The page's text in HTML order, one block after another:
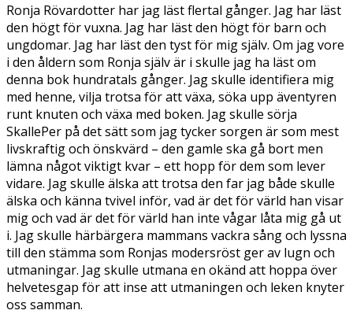
Ronja Rövardotter har jag läst flertal gånger. Jag har läst
den högt för vuxna. Jag har läst den högt för barn och
ungdomar. Jag har läst den tyst för mig själv. Om jag vore
i den åldern som Ronja själv är i skulle jag ha läst om
denna bok hundratals gånger. Jag skulle identifiera mig
med henne, vilja trotsa för att växa, söka upp äventyren
runt knuten och växa med boken. Jag skulle sörja
SkallePer på det sätt som jag tycker sorgen är som mest
livskraftig och önskvärd – den gamle ska gå bort men
lämna något viktigt kvar – ett hopp för dem som lever
vidare. Jag skulle älska att trotsa den far jag både skulle
älska och känna tvivel inför, vad är det för värld han visar
mig och vad är det för värld han inte vågar låta mig gå ut
i. Jag skulle härbärgera mammans vackra sång och lyssna
till den stämma som Ronjas modersröst ger av lugn och
utmaningar. Jag skulle utmana en okänd att hoppa över
helvetesgap för att inse att utmaningen och leken knyter
oss samman.